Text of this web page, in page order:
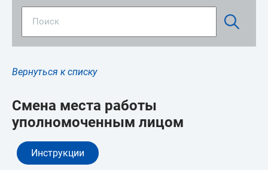
Вернуться к списку
Смена места работы
уполномоченным лицом
Инструкции